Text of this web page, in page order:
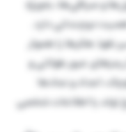
و صرافی‌ها، به‌ویژه
دوچندانی دارد.
هکرها را هموار
عبور طولانی و
اعداد و نمادها
تولد یا اطلاعات شخصی